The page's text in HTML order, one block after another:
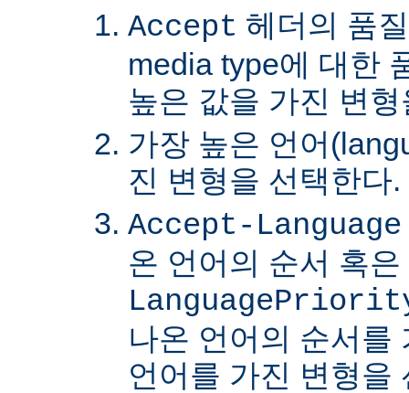
Accept 헤더의 품
media type에 대한
높은 값을 가진 변
가장 높은 언어
진 변형을 선택한다.
Accept-Language
온 언어의 순서 혹은
나온 언어의 순서를
언어를 가진 변형을